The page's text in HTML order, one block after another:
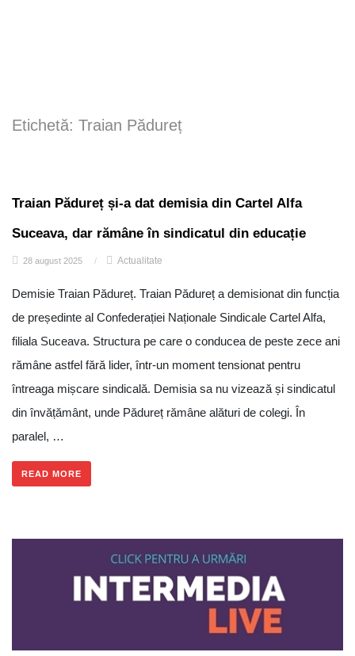
Etichetă: Traian Pădureț
Traian Pădureț și-a dat demisia din Cartel Alfa
Suceava, dar rămâne în sindicatul din educație
28 august 2025 / Actualitate
Demisie Traian Pădureț. Traian Pădureț a demisionat din funcția
de președinte al Confederației Naționale Sindicale Cartel Alfa,
filiala Suceava. Structura pe care o conducea de peste zece ani
rămâne astfel fără lider, într-un moment tensionat pentru
întreaga mișcare sindicală. Demisia sa nu vizează și sindicatul
din învățământ, unde Pădureț rămâne alături de colegi. În
paralel, …
READ MORE